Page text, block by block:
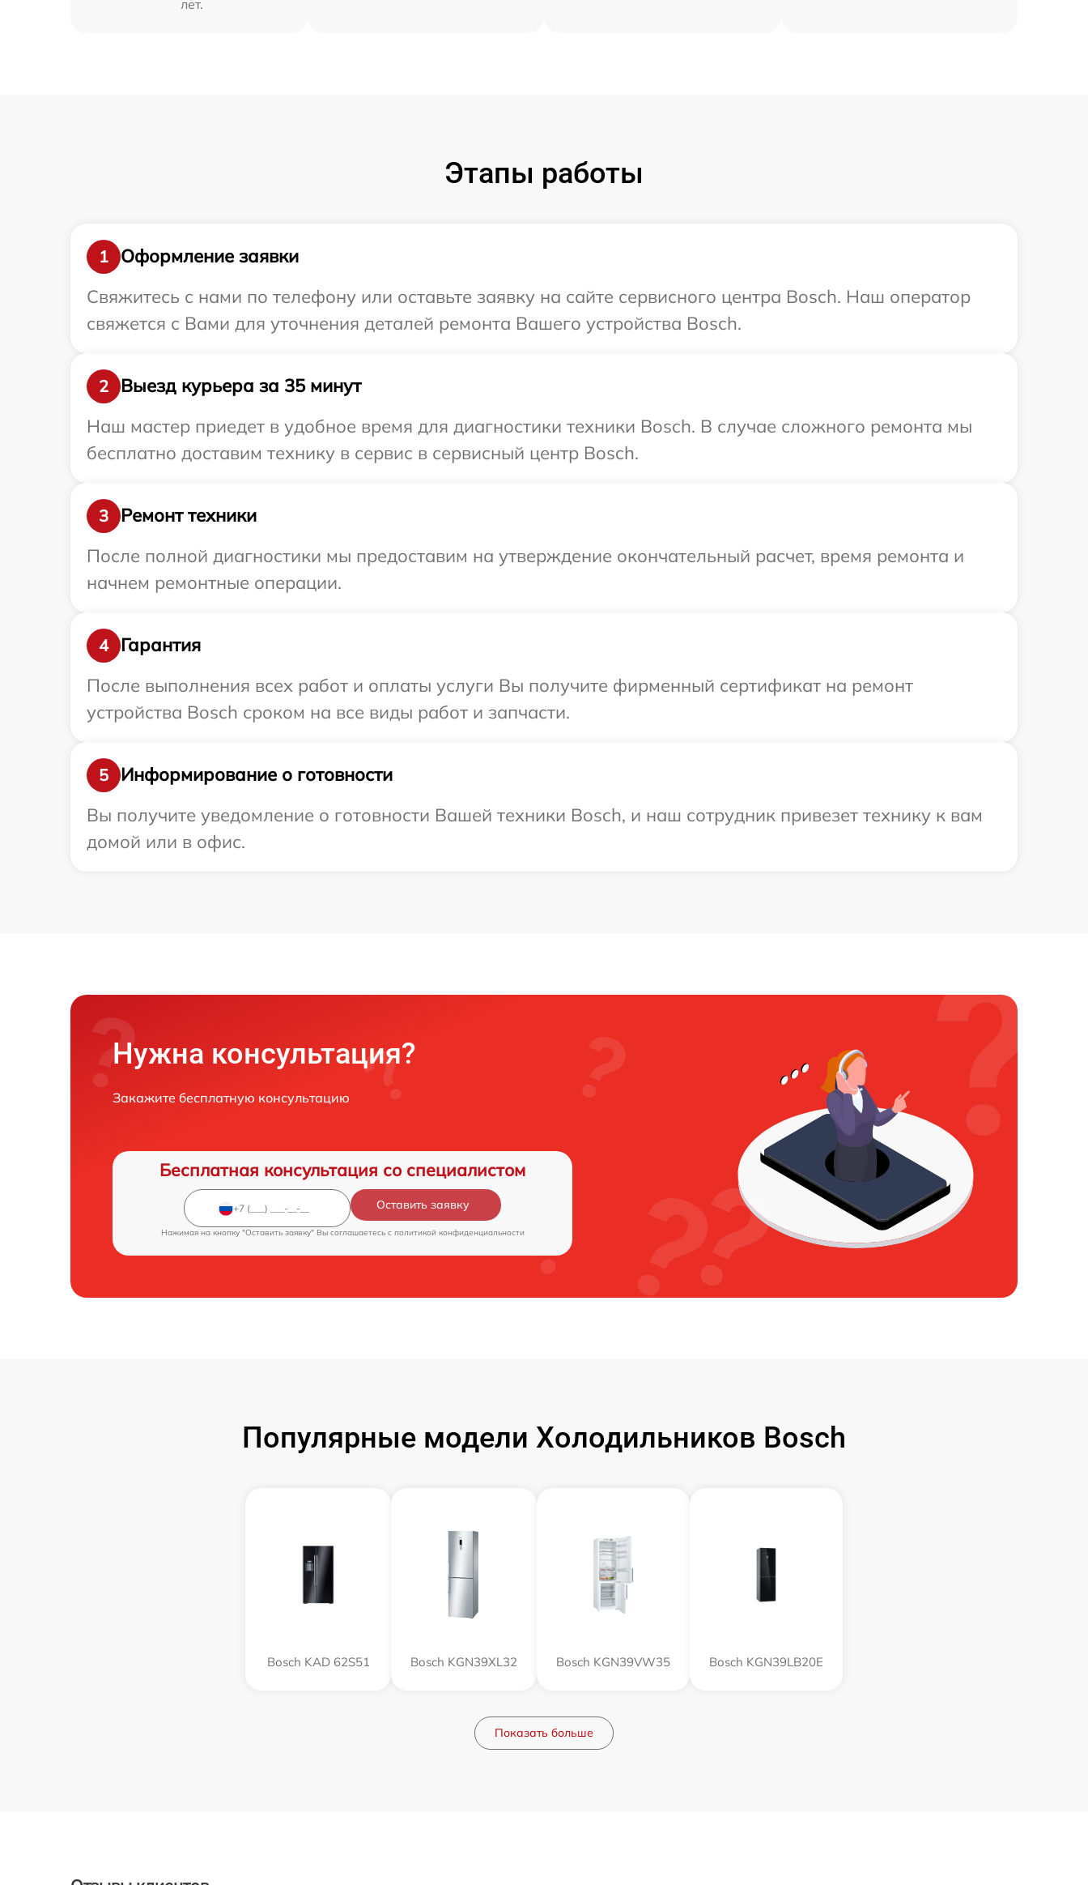
лет.
Этапы работы
1
Оформление заявки
Свяжитесь с нами по телефону или оставьте заявку на сайте сервисного центра Bosch. Наш оператор
свяжется с Вами для уточнения деталей ремонта Вашего устройства Bosch.
2
Выезд курьера за 35 минут
Наш мастер приедет в удобное время для диагностики техники Bosch. В случае сложного ремонта мы
бесплатно доставим технику в сервис в сервисный центр Bosch.
3
Ремонт техники
После полной диагностики мы предоставим на утверждение окончательный расчет, время ремонта и
начнем ремонтные операции.
4
Гарантия
После выполнения всех работ и оплаты услуги Вы получите фирменный сертификат на ремонт
устройства Bosch сроком на все виды работ и запчасти.
5
Информирование о готовности
Вы получите уведомление о готовности Вашей техники Bosch, и наш сотрудник привезет технику к вам
домой или в офис.
Нужна консультация?
Закажите бесплатную консультацию
Бесплатная консультация со специалистом
Оставить заявку
Нажимая на кнопку "Оставить заявку" Вы соглашаетесь c политикой конфиденциальности
Популярные модели Холодильников Bosch
Bosch KAD 62S51 Bosch KGN39XL32 Bosch KGN39VW35 Bosch KGN39LB20E
Показать больше